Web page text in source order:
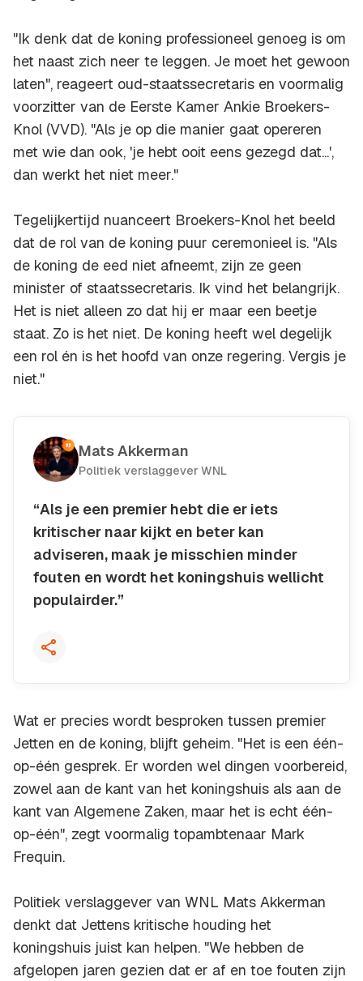
"Ik denk dat de koning professioneel genoeg is om
het naast zich neer te leggen. Je moet het gewoon
laten", reageert oud-staatssecretaris en voormalig
voorzitter van de Eerste Kamer Ankie Broekers-
Knol (VVD). "Als je op die manier gaat opereren
met wie dan ook, 'je hebt ooit eens gezegd dat...',
dan werkt het niet meer."
Tegelijkertijd nuanceert Broekers-Knol het beeld
dat de rol van de koning puur ceremonieel is. "Als
de koning de eed niet afneemt, zijn ze geen
minister of staatssecretaris. Ik vind het belangrijk.
Het is niet alleen zo dat hij er maar een beetje
staat. Zo is het niet. De koning heeft wel degelijk
een rol én is het hoofd van onze regering. Vergis je
niet."
Mats Akkerman
Politiek verslaggever WNL
“Als je een premier hebt die er iets
kritischer naar kijkt en beter kan
adviseren, maak je misschien minder
fouten en wordt het koningshuis wellicht
populairder.”
Kopieer quote
Wat er precies wordt besproken tussen premier
Jetten en de koning, blijft geheim. "Het is een één-
op-één gesprek. Er worden wel dingen voorbereid,
zowel aan de kant van het koningshuis als aan de
kant van Algemene Zaken, maar het is echt één-
op-één", zegt voormalig topambtenaar Mark
Frequin.
Politiek verslaggever van WNL Mats Akkerman
denkt dat Jettens kritische houding het
koningshuis juist kan helpen. "We hebben de
afgelopen jaren gezien dat er af en toe fouten zijn